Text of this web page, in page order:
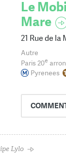
Le
Mare
21 Rue de la
Autre
Paris 20e
Pyrenees
Lylo